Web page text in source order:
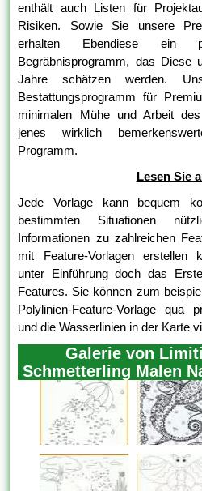
enthält auch Listen für
Risiken. Sowie Sie unsere
erhalten Ebendiese ein
Begräbnisprogramm, das Diese
Jahre schätzen werden.
Bestattungsprogramm für
minimalen Mühe und Arbeit
jenes wirklich
Programm.
Lesen Sie
Jede Vorlage kann bequem
bestimmten Situationen
Informationen zu zahlreichen
mit Feature-Vorlagen erstellen
unter Einführung doch das
Features. Sie können zum
Polylinien-Feature-Vorlage qua
und die Wasserlinien in der Karte
Galerie von
Schmetterling Malen